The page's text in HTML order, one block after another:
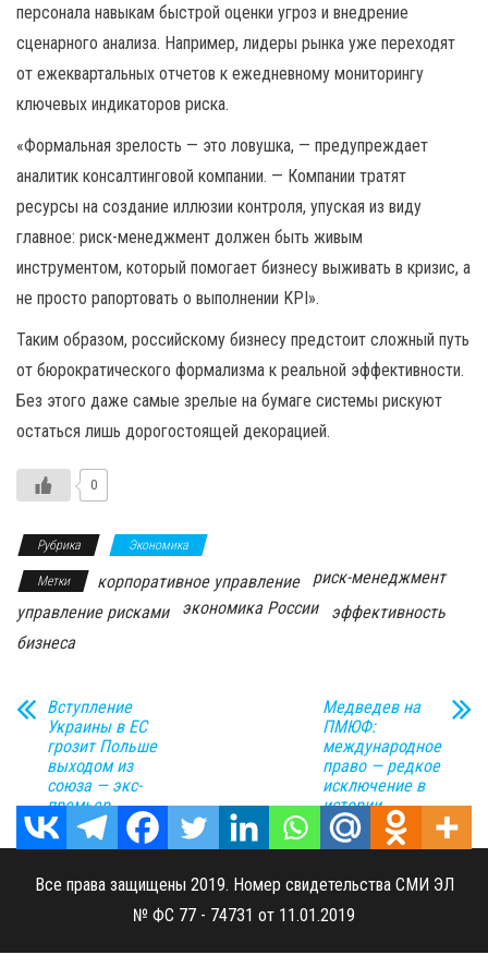
персонала навыкам быстрой оценки угроз и внедрение
сценарного анализа. Например, лидеры рынка уже переходят
от ежеквартальных отчетов к ежедневному мониторингу
ключевых индикаторов риска.
«Формальная зрелость — это ловушка, — предупреждает
аналитик консалтинговой компании. — Компании тратят
ресурсы на создание иллюзии контроля, упуская из виду
главное: риск-менеджмент должен быть живым
инструментом, который помогает бизнесу выживать в кризис, а
не просто рапортовать о выполнении KPI».
Таким образом, российскому бизнесу предстоит сложный путь
от бюрократического формализма к реальной эффективности.
Без этого даже самые зрелые на бумаге системы рискуют
остаться лишь дорогостоящей декорацией.
0
Рубрика Экономика
Метки корпоративное управление
риск-менеджмент
управление рисками
экономика России
эффективность
бизнеса
Вступление
Украины в ЕС
грозит Польше
выходом из
союза — экс-
премьер
Медведев на
ПМЮФ:
международное
право — редкое
исключение в
истории
Все права защищены 2019. Номер свидетельства СМИ ЭЛ
№ ФС 77 - 74731 от 11.01.2019